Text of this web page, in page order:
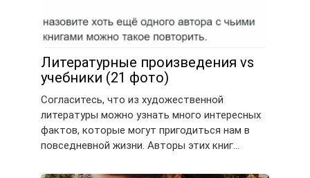
Литературные произведения vs
учебники (21 фото)
Согласитесь, что из художественной
литературы можно узнать много интересных
фактов, которые могут пригодиться нам в
повседневной жизни. Авторы этих книг…